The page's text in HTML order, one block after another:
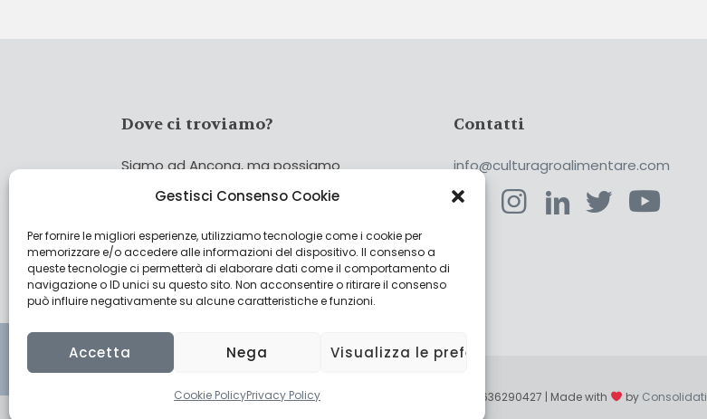
Gestisci Consenso Cookie
Per fornire le migliori esperienze, utilizziamo tecnologie come i cookie per
memorizzare e/o accedere alle informazioni del dispositivo. Il consenso a
queste tecnologie ci permetterà di elaborare dati come il comportamento di
navigazione o ID unici su questo sito. Non acconsentire o ritirare il consenso
può influire negativamente su alcune caratteristiche e funzioni.
Accetta Nega Visualizza le preferenze
Cookie PolicyPrivacy Policy
Dove ci troviamo?
Siamo ad Ancona, ma possiamo
coprire tutta Italia!
Cerca
Cerca
Contatti
info@culturagroalimentare.com
© 2022 CulturAgroalimentare di Raffaello De Crescenzo - P.IVA 02636290427 | Made with by Consolidati